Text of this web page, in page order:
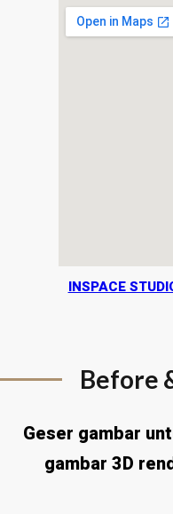
INSPACE
Before
Geser gambar
gambar 3D